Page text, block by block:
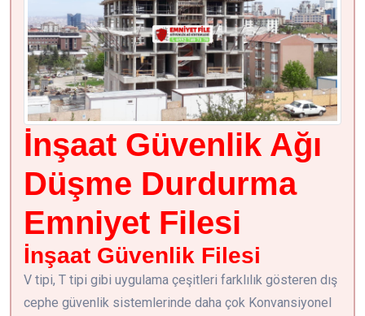
İnşaat Güvenlik Ağı
Düşme Durdurma
Emniyet Filesi
İnşaat Güvenlik Filesi
V tipi, T tipi gibi uygulama çeşitleri farklılık gösteren dış
cephe güvenlik sistemlerinde daha çok Konvansiyonel